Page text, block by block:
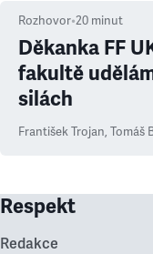
Rozhovor•20 minut
Děkanka FF
fakultě
silách
František Trojan, Tomáš
Respekt
Redakce